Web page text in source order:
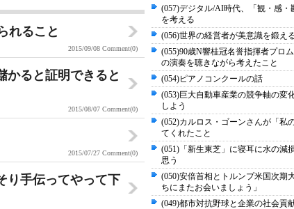
れること
2015/09/08 Comment(0)
かると証明できると
2015/08/07 Comment(0)
2015/07/27 Comment(0)
り手伝ってやって下
(057)デジタル/AI時代、「観・感・
を考える
(056)世界の経営者が美意識を鍛え
(055)90歳N響桂冠名誉指揮者プロ
の演奏を聴きながら考えたこと
(054)ピアノコンクールの話
(053)巨大自動車産業の競争軸の変
しよう
(052)カルロス・ゴーンさんが「私
てくれたこと
(051)「新生東芝」に寝耳に水の減
思う
(050)安倍首相とトルンプ米国次期
ちにまたお会いましょう」
(049)都市対抗野球と企業の社会貢